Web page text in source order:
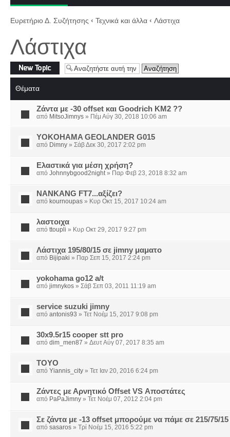
Ευρετήριο Δ. Συζήτησης ‹ Τεχνικά και άλλα ‹ Λάστιχα
Λάστιχα
Δημιουργία νέου
θέματος
Θέματα
Zάντα με -30 offset και Goodrich KM2 ??
από MitsoJimnys » Πέμ Αύγ 30, 2018 10:06 am
YOKOHAMA GEOLANDER G015
από Dimny » Σάβ Δεκ 30, 2017 2:02 pm
Ελαστικά για μέση χρήση?
από Johnnybgood2night» Παρ Φεβ 23, 2018 8:32 am
NANKANG FT7...αξίζει?
από kournoupas » Κυρ Οκτ 15, 2017 10:24 am
λαστοιχα
από ttoupli » Κυρ Οκτ 29, 2017 9:27 pm
Λάστιχα 195/80/15 σε jimny μαματο
από Bijipaki » Παρ Σεπ 15, 2017 2:24 pm
yokohama go12 a/t
από jimnykos » Σάβ Σεπ 03, 2011 11:19 am
service suzuki jimny
από antonis93 » Τετ Νοέμ 15, 2017 9:08 pm
30x9.5r15 cooper stt pro
από dim_men87 » Δευτ Αύγ 07, 2017 8:35 am
TOYO
από Yiannis_city » Τετ Ιαν 20, 2016 6:24 pm
Ζάντες με Αρνητικό Οffset VS Αποστάτες
από PaPaJimny » Τετ Νοέμ 07, 2012 2:04 pm
Σε ζάντα με -13 offset μπορούμε να πάμε σε 215/75/15
από sasaros » Τρί Νοέμ 15, 2016 5:22 pm